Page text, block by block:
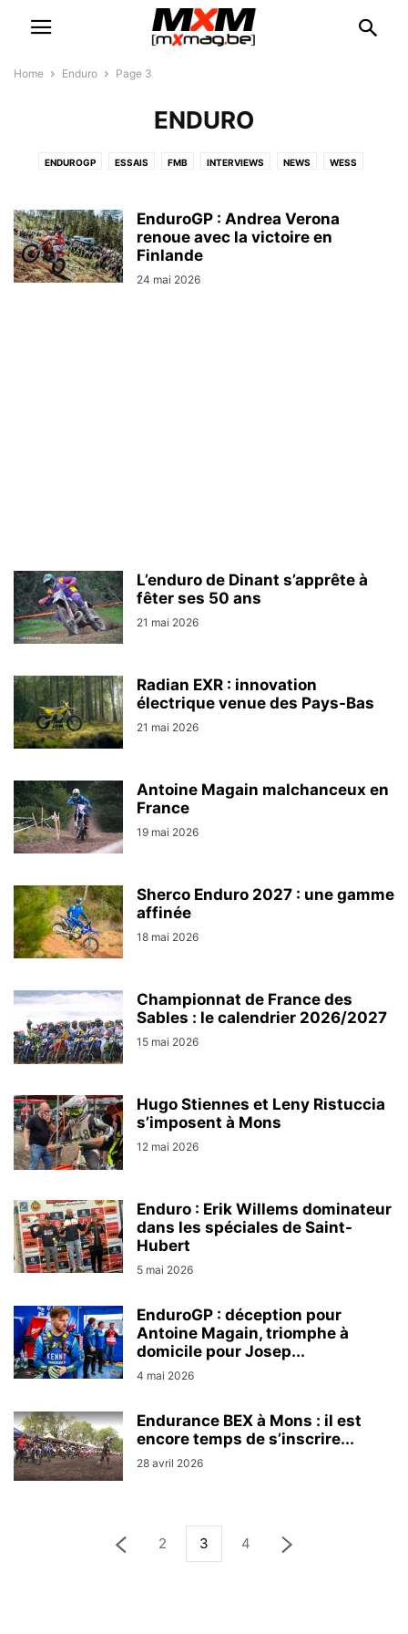
Home Enduro Page 3
ENDURO
ENDUROGP ESSAIS FMB INTERVIEWS NEWS WESS
EnduroGP : Andrea Verona
renoue avec la victoire en
Finlande
24 mai 2026
L’enduro de Dinant s’apprête à
fêter ses 50 ans
21 mai 2026
Radian EXR : innovation
électrique venue des Pays-Bas
21 mai 2026
Antoine Magain malchanceux en
France
19 mai 2026
Sherco Enduro 2027 : une gamme
affinée
18 mai 2026
Championnat de France des
Sables : le calendrier 2026/2027
15 mai 2026
Hugo Stiennes et Leny Ristuccia
s’imposent à Mons
12 mai 2026
Enduro : Erik Willems dominateur
dans les spéciales de Saint-
Hubert
5 mai 2026
EnduroGP : déception pour
Antoine Magain, triomphe à
domicile pour Josep...
4 mai 2026
Endurance BEX à Mons : il est
encore temps de s’inscrire...
28 avril 2026
2 3 4